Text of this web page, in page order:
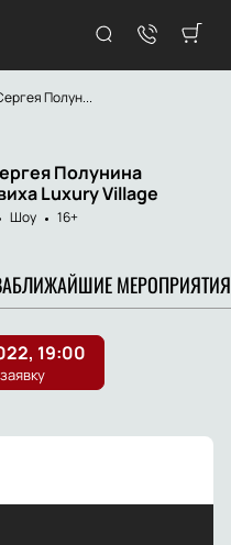
Полун...
Полунина
Luxury Village
Шоу
16+
БЛИЖАЙШИЕ МЕРОПРИЯТИЯ